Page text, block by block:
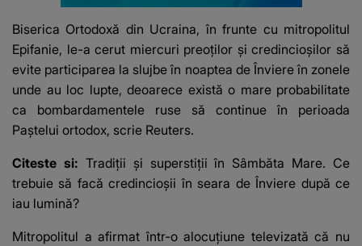
Biserica Ortodoxă din Ucraina, în frunte cu mitropolitul
Epifanie, le-a cerut miercuri preoţilor şi credincioşilor să
evite participarea la slujbe în noaptea de Înviere în zonele
unde au loc lupte, deoarece există o mare probabilitate
ca bombardamentele ruse să continue în perioada
Paştelui ortodox, scrie Reuters.
Citeste si: Tradiții și superstiții în Sâmbăta Mare. Ce
trebuie să facă credincioșii în seara de Înviere după ce
iau lumină?
Mitropolitul a afirmat într-o alocuţiune televizată că nu